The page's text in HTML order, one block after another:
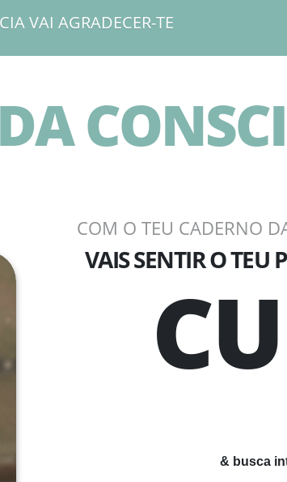
VAI AGRADECER-TE
COM O TEU CADERNO
VAIS SENTIR O TEU
& busca